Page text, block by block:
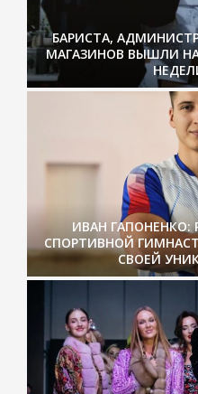
БАРИСТА,
МАГАЗИНОВ ВЫШЛИ
ИВАН
СПОРТИВНОЙ
СВОЕЙ